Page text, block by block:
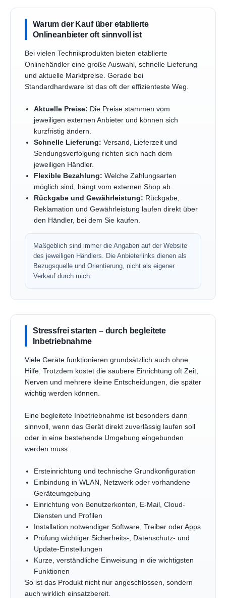
Warum der Kauf über etablierte
Onlineanbieter oft sinnvoll ist
Bei vielen Technikprodukten bieten etablierte
Onlinehändler eine große Auswahl, schnelle Lieferung
und aktuelle Marktpreise. Gerade bei
Standardhardware ist das oft der effizienteste Weg.
Aktuelle Preise: Die Preise stammen vom
jeweiligen externen Anbieter und können sich
kurzfristig ändern.
Schnelle Lieferung: Versand, Lieferzeit und
Sendungsverfolgung richten sich nach dem
jeweiligen Händler.
Flexible Bezahlung: Welche Zahlungsarten
möglich sind, hängt vom externen Shop ab.
Rückgabe und Gewährleistung: Rückgabe,
Reklamation und Gewährleistung laufen direkt über
den Händler, bei dem Sie kaufen.
Maßgeblich sind immer die Angaben auf der Website
des jeweiligen Händlers. Die Anbieterlinks dienen als
Bezugsquelle und Orientierung, nicht als eigener
Verkauf durch mich.
Stressfrei starten – durch begleitete
Inbetriebnahme
Viele Geräte funktionieren grundsätzlich auch ohne
Hilfe. Trotzdem kostet die saubere Einrichtung oft Zeit,
Nerven und mehrere kleine Entscheidungen, die später
wichtig werden können.
Eine begleitete Inbetriebnahme ist besonders dann
sinnvoll, wenn das Gerät direkt zuverlässig laufen soll
oder in eine bestehende Umgebung eingebunden
werden muss.
Ersteinrichtung und technische Grundkonfiguration
Einbindung in WLAN, Netzwerk oder vorhandene
Geräteumgebung
Einrichtung von Benutzerkonten, E-Mail, Cloud-
Diensten und Profilen
Installation notwendiger Software, Treiber oder Apps
Prüfung wichtiger Sicherheits-, Datenschutz- und
Update-Einstellungen
Kurze, verständliche Einweisung in die wichtigsten
Funktionen
So ist das Produkt nicht nur angeschlossen, sondern
auch wirklich einsatzbereit.